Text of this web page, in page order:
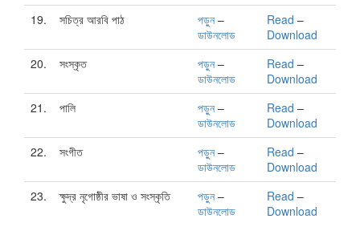
19.
সচিত্র আরবি পাঠ পড়ুন–
ডাউনলোড
Read –
Download
20.
সংস্কৃত পড়ুন–
ডাউনলোড
Read –
Download
21.
পালি পড়ুন–
ডাউনলোড
Read –
Download
22.
সংগীত পড়ুন–
ডাউনলোড
Read –
Download
23.
ক্ষুদ্র নৃগোষ্ঠীর ভাষা ও সংস্কৃতি পড়ুন–
ডাউনলোড
Read –
Download